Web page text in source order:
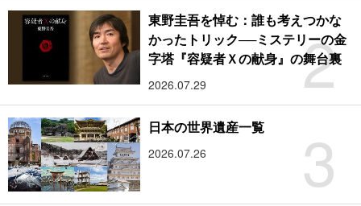
2
東野圭吾を悼む：誰も考えつかな
かったトリック──ミステリーの金
字塔『容疑者Ｘの献身』の舞台裏
2026.07.29
3
日本の世界遺産一覧
2026.07.26